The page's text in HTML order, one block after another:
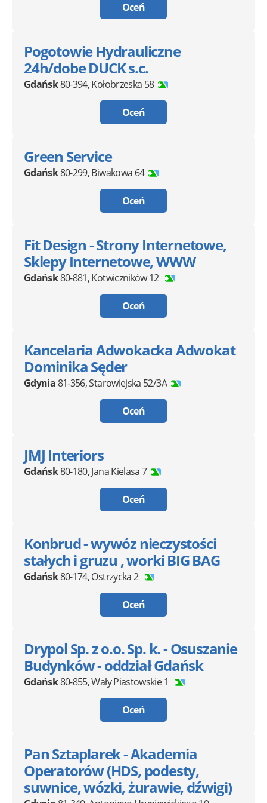
Oceń
Pogotowie Hydrauliczne
24h/dobe DUCK s.c.
Gdańsk80-394,Kołobrzeska 58
Oceń
Green Service
Gdańsk80-299,Biwakowa 64
Oceń
Fit Design - Strony Internetowe,
Sklepy Internetowe, WWW
Gdańsk80-881,Kotwiczników 12
Oceń
Kancelaria Adwokacka Adwokat
Dominika Sęder
Gdynia81-356,Starowiejska 52/3A
Oceń
JMJ Interiors
Gdańsk80-180,Jana Kielasa 7
Oceń
Konbrud - wywóz nieczystości
stałych i gruzu , worki BIG BAG
Gdańsk80-174,Ostrzycka 2
Oceń
Drypol Sp. z o.o. Sp. k. - Osuszanie
Budynków - oddział Gdańsk
Gdańsk80-855,Wały Piastowskie 1
Oceń
Pan Sztaplarek - Akademia
Operatorów (HDS, podesty,
suwnice, wózki, żurawie, dźwigi)